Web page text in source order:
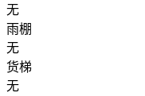
无
雨棚
无
货梯
无